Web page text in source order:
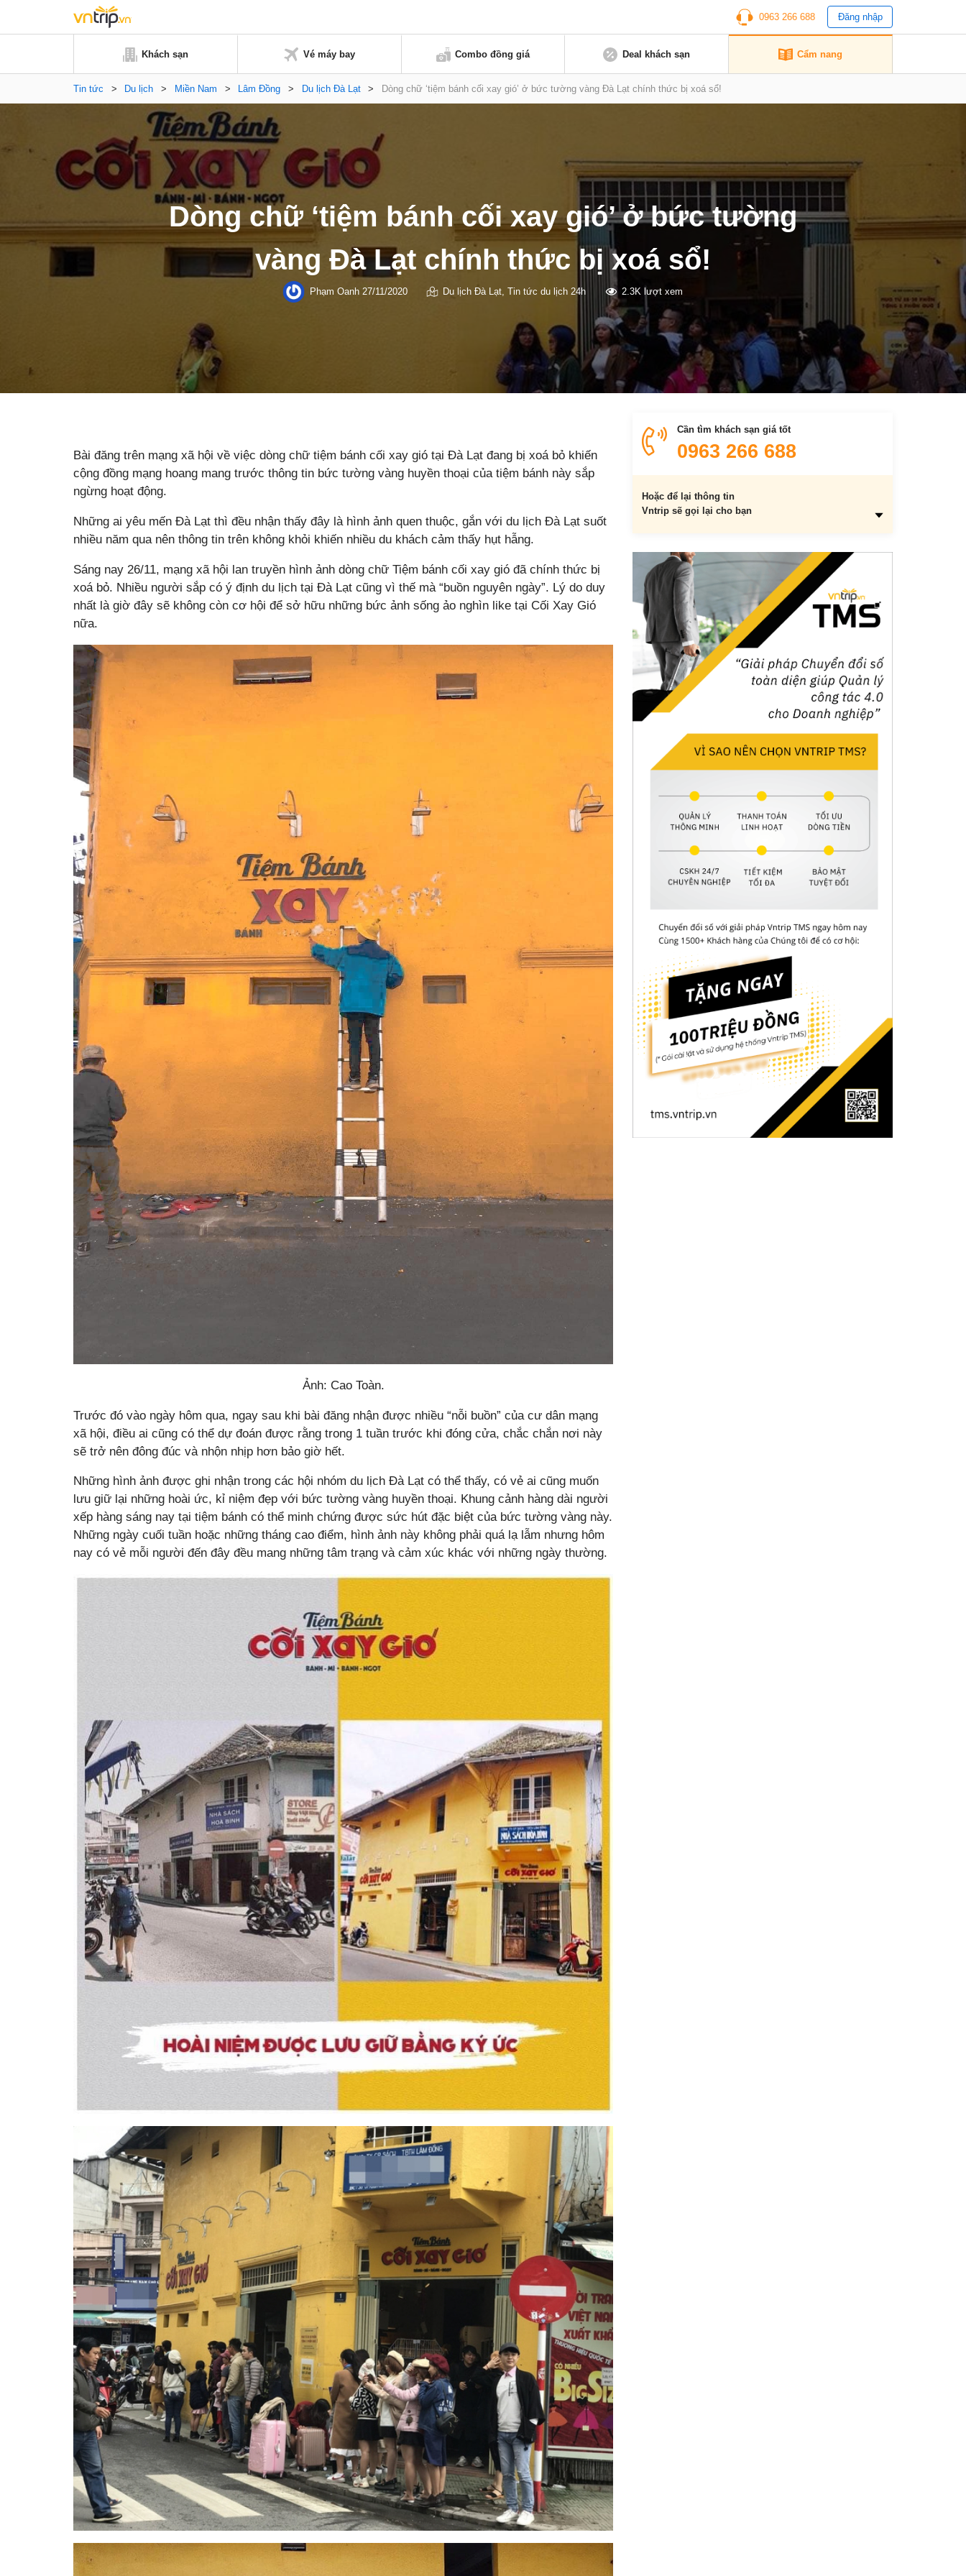
0963 266 688 Đăng nhập
Khách sạn Vé máy bay Combo đồng giá Deal khách sạn Cẩm nang
Tin tức > Du lịch > Miền Nam > Lâm Đồng > Du lịch Đà Lạt > Dòng chữ ‘tiệm bánh cối xay gió’ ở bức tường vàng Đà Lạt chính thức bị xoá sổ!
Dòng chữ ‘tiệm bánh cối xay gió’ ở bức tường
vàng Đà Lạt chính thức bị xoá sổ!
Phạm Oanh27/11/2020 Du lịch Đà Lạt ,Tin tức du lịch 24h 2.3K lượt xem
Bài đăng trên mạng xã hội về việc dòng chữ tiệm bánh cối xay gió tại Đà Lạt đang bị xoá bỏ khiến
cộng đồng mạng hoang mang trước thông tin bức tường vàng huyền thoại của tiệm bánh này sắp
ngừng hoạt động.
Những ai yêu mến Đà Lạt thì đều nhận thấy đây là hình ảnh quen thuộc, gắn với du lịch Đà Lạt suốt
nhiều năm qua nên thông tin trên không khỏi khiến nhiều du khách cảm thấy hụt hẫng.
Sáng nay 26/11, mạng xã hội lan truyền hình ảnh dòng chữ Tiệm bánh cối xay gió đã chính thức bị
xoá bỏ. Nhiều người sắp có ý định du lịch tại Đà Lạt cũng vì thế mà “buồn nguyên ngày”. Lý do duy
nhất là giờ đây sẽ không còn cơ hội để sở hữu những bức ảnh sống ảo nghìn like tại Cối Xay Gió
nữa.
Ảnh: Cao Toàn.
Trước đó vào ngày hôm qua, ngay sau khi bài đăng nhận được nhiều “nỗi buồn” của cư dân mạng
xã hội, điều ai cũng có thể dự đoán được rằng trong 1 tuần trước khi đóng cửa, chắc chắn nơi này
sẽ trở nên đông đúc và nhộn nhịp hơn bảo giờ hết.
Những hình ảnh được ghi nhận trong các hội nhóm du lịch Đà Lạt có thể thấy, có vẻ ai cũng muốn
lưu giữ lại những hoài ức, kỉ niệm đẹp với bức tường vàng huyền thoại. Khung cảnh hàng dài người
xếp hàng sáng nay tại tiệm bánh có thể minh chứng được sức hút đặc biệt của bức tường vàng này.
Những ngày cuối tuần hoặc những tháng cao điểm, hình ảnh này không phải quá lạ lẫm nhưng hôm
nay có vẻ mỗi người đến đây đều mang những tâm trạng và cảm xúc khác với những ngày thường.
Cần tìm khách sạn giá tốt
0963 266 688
Hoặc để lại thông tin
Vntrip sẽ gọi lại cho bạn